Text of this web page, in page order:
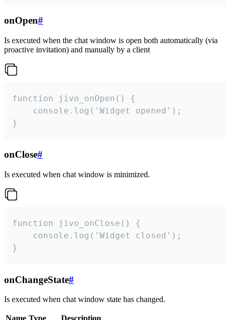
onOpen#
Is executed when the chat window is open both automatically (via
proactive invitation) and manually by a client
function jivo_onOpen() {
    console.log('Widget opened');
}
onClose#
Is executed when chat window is minimized.
function jivo_onClose() {
    console.log('Widget closed');
}
onChangeState#
Is executed when chat window state has changed.